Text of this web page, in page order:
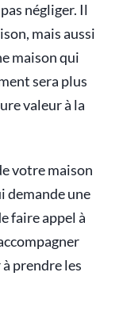
négliger. Il
mais aussi
maison qui
sera plus
valeur à la
votre maison
demande une
faire appel à
prendre les